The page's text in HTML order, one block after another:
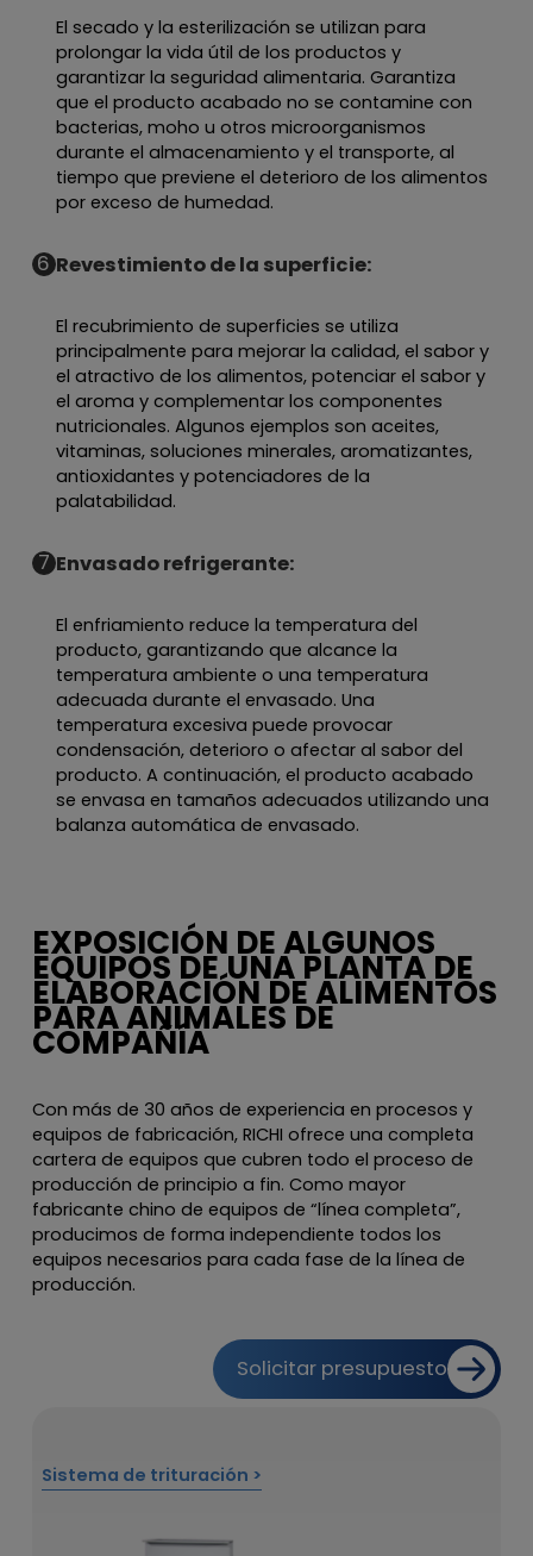
El secado y la esterilización se utilizan para
prolongar la vida útil de los productos y
garantizar la seguridad alimentaria. Garantiza
que el producto acabado no se contamine con
bacterias, moho u otros microorganismos
durante el almacenamiento y el transporte, al
tiempo que previene el deterioro de los alimentos
por exceso de humedad.
6Revestimiento de la superficie:
El recubrimiento de superficies se utiliza
principalmente para mejorar la calidad, el sabor y
el atractivo de los alimentos, potenciar el sabor y
el aroma y complementar los componentes
nutricionales. Algunos ejemplos son aceites,
vitaminas, soluciones minerales, aromatizantes,
antioxidantes y potenciadores de la
palatabilidad.
7 Envasado refrigerante:
El enfriamiento reduce la temperatura del
producto, garantizando que alcance la
temperatura ambiente o una temperatura
adecuada durante el envasado. Una
temperatura excesiva puede provocar
condensación, deterioro o afectar al sabor del
producto. A continuación, el producto acabado
se envasa en tamaños adecuados utilizando una
balanza automática de envasado.
EXPOSICIÓN DE ALGUNOS
EQUIPOS DE UNA PLANTA DE
ELABORACIÓN DE ALIMENTOS
PARA ANIMALES DE
COMPAÑÍA
Con más de 30 años de experiencia en procesos y
equipos de fabricación, RICHI ofrece una completa
cartera de equipos que cubren todo el proceso de
producción de principio a fin. Como mayor
fabricante chino de equipos de “línea completa”,
producimos de forma independiente todos los
equipos necesarios para cada fase de la línea de
producción.
Solicitar presupuesto
Sistema de trituración >